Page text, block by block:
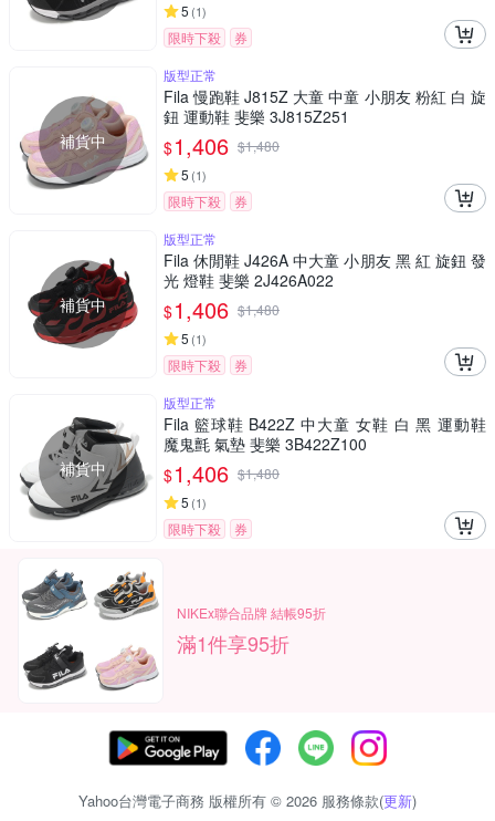
5 (1)
限時下殺 券
補貨中
版型正常
Fila 慢跑鞋 J815Z 大童 中童 小朋友 粉紅 白 旋
鈕 運動鞋 斐樂 3J815Z251
$1,406 $1,480
5 (1)
限時下殺 券
補貨中
版型正常
Fila 休閒鞋 J426A 中大童 小朋友 黑 紅 旋鈕 發
光 燈鞋 斐樂 2J426A022
$1,406 $1,480
5 (1)
限時下殺 券
補貨中
版型正常
Fila 籃球鞋 B422Z 中大童 女鞋 白 黑 運動鞋
魔鬼氈 氣墊 斐樂 3B422Z100
$1,406 $1,480
5 (1)
限時下殺 券
NIKEx聯合品牌 結帳95折
滿1件享95折
Yahoo台灣電子商務 版權所有 © 2026 服務條款(更新)